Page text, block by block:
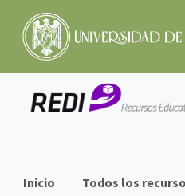
Información
Inicio Todos los